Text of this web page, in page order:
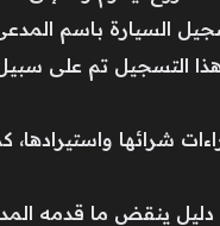
تسجيل السيارة باسم
تم على سبيل
شرائها واستيرادها،
دليل ينقض ما قدمه